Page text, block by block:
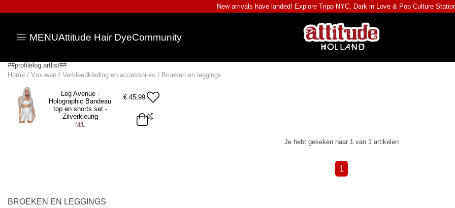
New arrivals have landed! Explore Tripp NYC, Dark in Love & Pop Culture
MENUAttitude Hair DyeCommunity
##profilelog.artlist##
Home / Vrouwen / Verkleedkleding en accessoires / Broeken en leggings
Leg Avenue -
Holographic Bandeau
top en shorts set -
Zilverkleurig
M/L
€ 45,99
Je hebt gekeken naar 1 van 1 artikelen
1
BROEKEN EN LEGGINGS